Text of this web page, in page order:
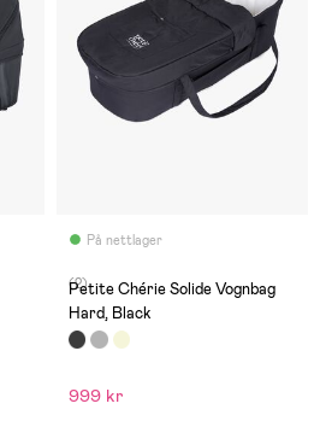
På nettlager
(2)
Petite Chérie Solide Vognbag
Hard, Black
999 kr